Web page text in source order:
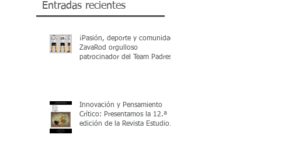
Entradas recientes
¡Pasión, deporte y comunidad!
ZavaRod orgulloso
patrocinador del Team Padres
Innovación y Pensamiento
Crítico: Presentamos la 12.ª
edición de la Revista Estudios